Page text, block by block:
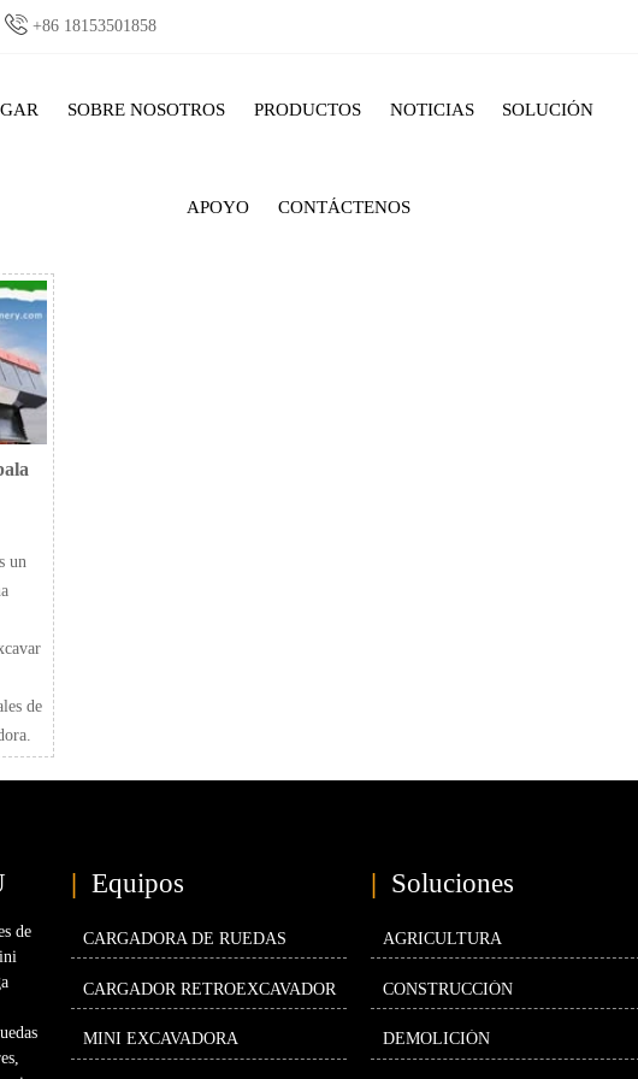
 +86 18153501858
SOBRE NOSOTROS PRODUCTOS NOTICIAS SOLUCIÓN
APOYO CONTÁCTENOS
un
de
de
| Equipos
CARGADORA DE RUEDAS
CARGADOR RETROEXCAVADOR
MINI EXCAVADORA
| Soluciones
AGRICULTURA
CONSTRUCCIÓN
DEMOLICIÓN